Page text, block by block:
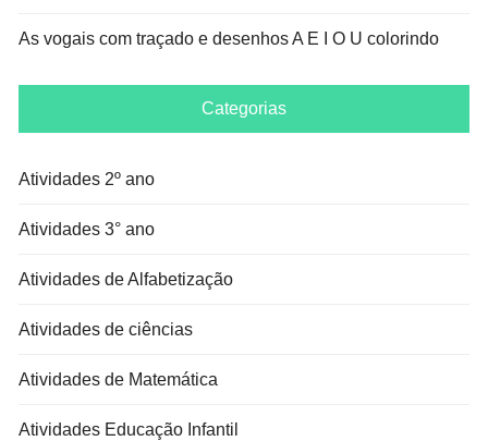
As vogais com traçado e desenhos A E I O U colorindo
Categorias
Atividades 2º ano
Atividades 3° ano
Atividades de Alfabetização
Atividades de ciências
Atividades de Matemática
Atividades Educação Infantil